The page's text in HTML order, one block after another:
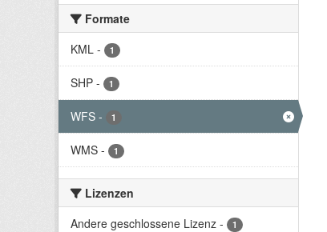
Formate
KML - 1
SHP - 1
WFS - 1
WMS - 1
Lizenzen
Andere geschlossene Lizenz - 1